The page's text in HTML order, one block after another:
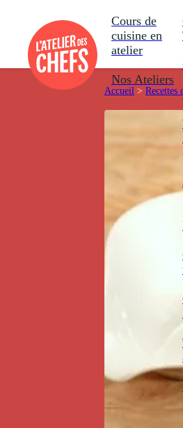
Cours de
cuisine en
atelier
Nos Ateliers
Accueil > Recettes